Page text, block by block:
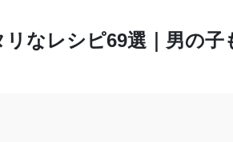
なレシピ69選｜男の子